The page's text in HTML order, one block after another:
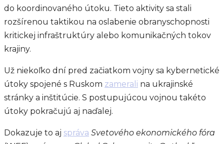
do koordinovaného útoku. Tieto aktivity sa stali
rozšírenou taktikou na oslabenie obranyschopnosti
kritickej infraštruktúry alebo komunikačných tokov
krajiny.
Už niekoľko dní pred začiatkom vojny sa kybernetické
útoky spojené s Ruskom zamerali na ukrajinské
stránky a inštitúcie. S postupujúcou vojnou takéto
útoky pokračujú aj naďalej.
Dokazuje to aj správa Svetového ekonomického fóra